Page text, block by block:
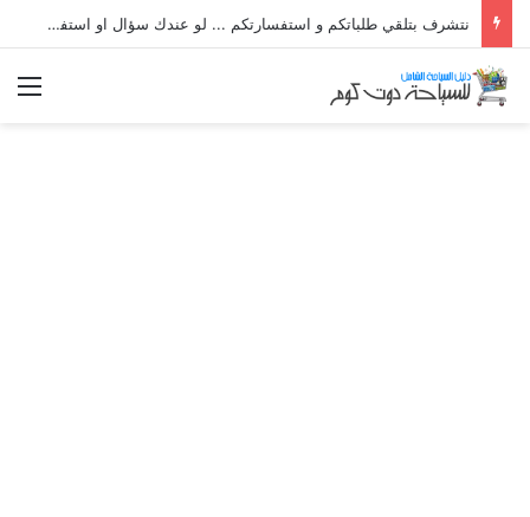
نتشرف بتلقي طلباتكم و استفسارتكم ... لو عندك سؤال او استفسار ماتدرددش فى طلب المساعدة